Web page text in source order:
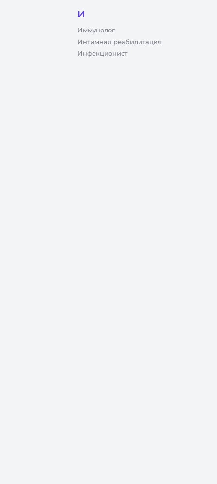
И
Иммунолог
Интимная реабилитация
Инфекционист